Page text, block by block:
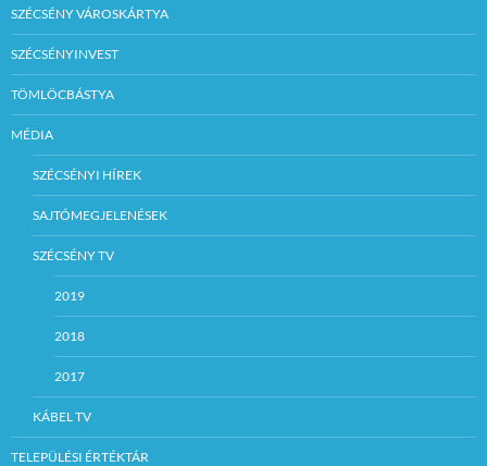
SZÉCSÉNY VÁROSKÁRTYA
SZÉCSÉNYINVEST
TÖMLÖCBÁSTYA
MÉDIA
SZÉCSÉNYI HÍREK
SAJTÓMEGJELENÉSEK
SZÉCSÉNY TV
2019
2018
2017
KÁBEL TV
TELEPÜLÉSI ÉRTÉKTÁR